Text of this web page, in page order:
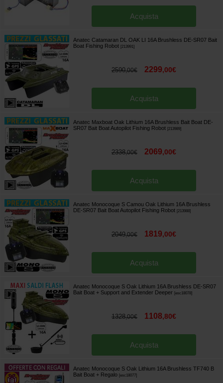
Acquista
Anatec Catamaran DL OAK LI 16A Brushless DE-SR07 Bait
Boat Fishing Robot
213991]
2590,00€ 2299,00€
Acquista
Anatec Maxboat Oak Lithium 16A Brushless Bait Boat DE-
SR07 Bait Boat Autopilot Fishing Robot
213989]
2338,00€ 2069,00€
Acquista
Anatec Monocoque S Camou Oak Lithium 16A Brushless
DE-SR07 Bait Boat Autopilot Fishing Robot
213988]
2049,00€ 1819,00€
Acquista
Anatec Monocoque S Oak Lithium 16A Brushless DE-SR07
Bait Boat + Support and Extender Deeper [esc18078]
1328,00€ 1108,80€
Acquista
Anatec Monocoque S Oak Lithium 16A Brushless TF740 B
Bait Boat + Regalo [esc18077]